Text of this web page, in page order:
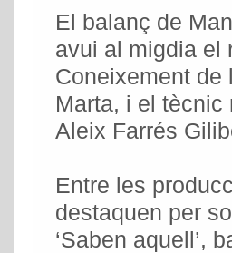
El balanç de
avui al migdia el
Coneixement de
Marta, i el tècnic
Aleix Farrés
Entre les
destaquen per
‘Saben aquell’,